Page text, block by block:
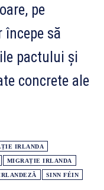
pe
să
pactului și
concrete ale
IRLANDA
MIGRAȚIE IRLANDA
SINN FÉIN